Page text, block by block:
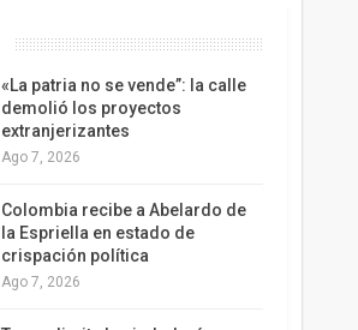
«La patria no se vende”: la calle
demolió los proyectos
extranjerizantes
Ago 7, 2026
Colombia recibe a Abelardo de
la Espriella en estado de
crispación política
Ago 7, 2026